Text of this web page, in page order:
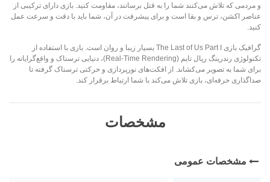
و مردمی که تلاش می‌کنند شما را به قتل برسانند، مقاومت کنید. بازی دارای ترکیبی از
عناصر اکشن، ترس و بقا است و برای پیشرفت در آن، شما باید با دقت و سرعت عمل
کنید.
گرافیک بازی The Last of Us Part I بسیار زیبا و روان است. بازی با استفاده از
تکنولوژی رندرینگ ریال تایم (Real-Time Rendering)، دنیایی ترسناک و واقع‌گرایانه را
برای شما به تصویر می‌کشاند. از افکت‌های نورپردازی و حرکتی ترسناک گرفته تا
صداگذاری حرفه‌ای، بازی تلاش می‌کند با شما ارتباط برقرار کند.
مشخصات
مشخصات عمومی